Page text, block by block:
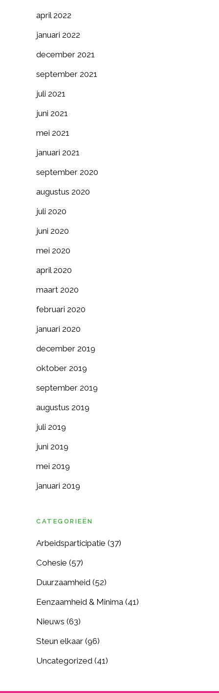
april 2022
januari 2022
december 2021
september 2021
juli 2021
juni 2021
mei 2021
januari 2021
september 2020
augustus 2020
juli 2020
juni 2020
mei 2020
april 2020
maart 2020
februari 2020
januari 2020
december 2019
oktober 2019
september 2019
augustus 2019
juli 2019
juni 2019
mei 2019
januari 2019
CATEGORIEËN
Arbeidsparticipatie (37)
Cohesie (57)
Duurzaamheid (52)
Eenzaamheid & Minima (41)
Nieuws (63)
Steun elkaar (96)
Uncategorized (41)